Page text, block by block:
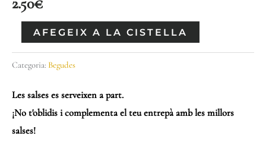
AFEGEIX A LA CISTELLA
Categoria: Begudes
Les salses es serveixen a part.
¡No t'oblidis i complementa el teu entrepà amb les millors
salses!